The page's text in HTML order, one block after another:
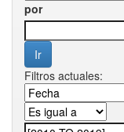
por
Filtros actuales: